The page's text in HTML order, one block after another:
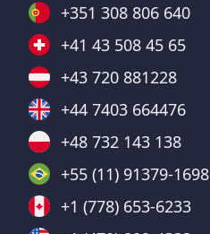
+351 308 806 640
+41 43 508 45 65
+43 720 881228
+44 7403 664476
+48 732 143 138
+55 (11) 91379-1698
+1 (778) 653-6233